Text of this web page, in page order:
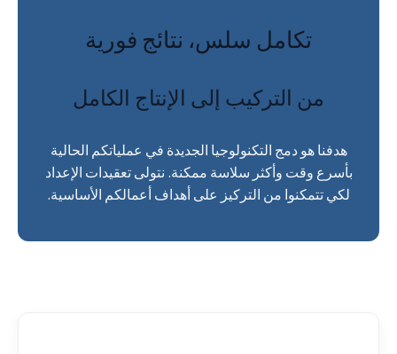
تكامل سلس، نتائج فورية
من التركيب إلى الإنتاج الكامل
هدفنا هو دمج التكنولوجيا الجديدة في عملياتكم الحالية
بأسرع وقت وأكثر سلاسة ممكنة. نتولى تعقيدات الإعداد
لكي تتمكنوا من التركيز على أهداف أعمالكم الأساسية.